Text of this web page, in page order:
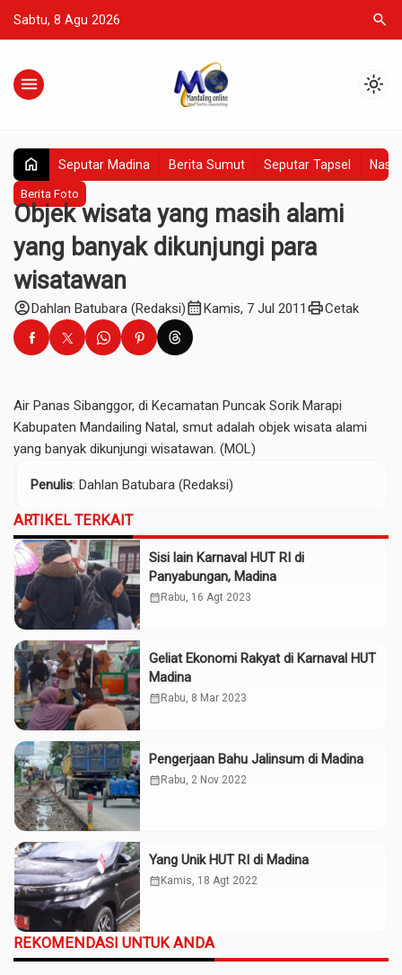
Sabtu, 8 Agu 2026 search
menu light_mode
home Seputar Madina Berita Sumut Seputar Tapsel
Berita Foto
Objek wisata yang masih alami
yang banyak dikunjungi para
wisatawan
account_circleDahlan Batubara (Redaksi)calendar_monthKamis, 7 Jul 2011 printCetak
Air Panas Sibanggor, di Kecamatan Puncak Sorik Marapi
Kabupaten Mandailing Natal, smut adalah objek wisata alami
yang banyak dikunjungi wisatawan. (MOL)
Penulis: Dahlan Batubara (Redaksi)
ARTIKEL TERKAIT
Sisi lain Karnaval HUT RI di
Panyabungan, Madina
calendar_month Rabu, 16 Agt 2023
Geliat Ekonomi Rakyat di Karnaval HUT
Madina
calendar_month Rabu, 8 Mar 2023
Pengerjaan Bahu Jalinsum di Madina
calendar_month Rabu, 2 Nov 2022
Yang Unik HUT RI di Madina
calendar_month Kamis, 18 Agt 2022
REKOMENDASI UNTUK ANDA